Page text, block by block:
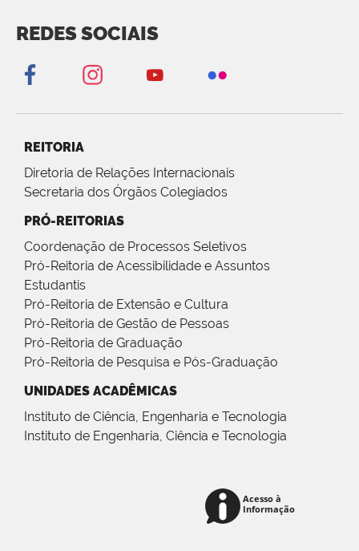
REDES SOCIAIS
REITORIA
Diretoria de Relações Internacionais
Secretaria dos Órgãos Colegiados
PRÓ-REITORIAS
Coordenação de Processos Seletivos
Pró-Reitoria de Acessibilidade e Assuntos
Estudantis
Pró-Reitoria de Extensão e Cultura
Pró-Reitoria de Gestão de Pessoas
Pró-Reitoria de Graduação
Pró-Reitoria de Pesquisa e Pós-Graduação
UNIDADES ACADÊMICAS
Instituto de Ciência, Engenharia e Tecnologia
Instituto de Engenharia, Ciência e Tecnologia